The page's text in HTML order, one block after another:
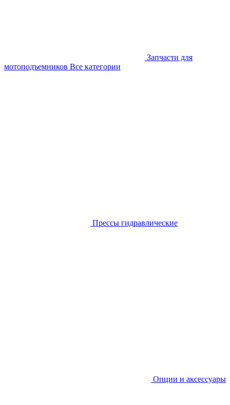
Запчасти для
мотоподъемников Все категории
Прессы гидравлические
Опции и аксессуары